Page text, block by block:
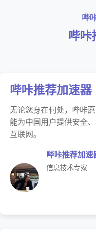
哔
哔咔
哔咔推荐加速器
无论您身在何处，哔咔
能为中国用户提供安全
互联网。
哔咔推荐加速
信息技术专家